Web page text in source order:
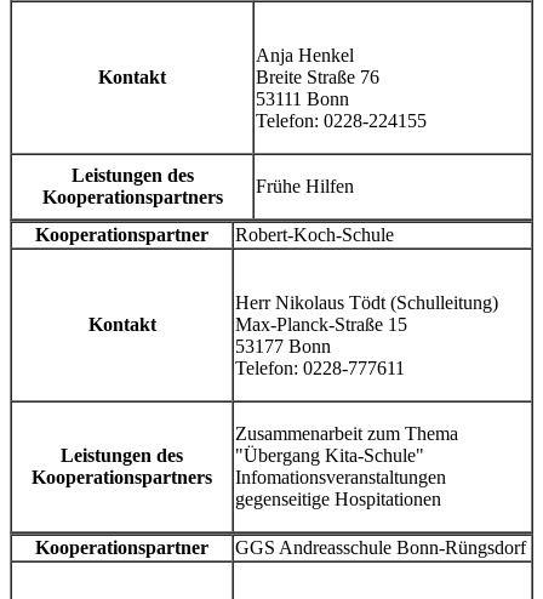
Kontakt
Anja Henkel
Breite Straße 76
53111 Bonn
Telefon: 0228-224155
Leistungen des
Kooperationspartners
Frühe Hilfen
Kooperationspartner Robert-Koch-Schule
Kontakt
Herr Nikolaus Tödt (Schulleitung)
Max-Planck-Straße 15
53177 Bonn
Telefon: 0228-777611
Leistungen des
Kooperationspartners
Zusammenarbeit zum Thema
"Übergang Kita-Schule"
Infomationsveranstaltungen
gegenseitige Hospitationen
Kooperationspartner GGS Andreasschule Bonn-Rüngsdorf